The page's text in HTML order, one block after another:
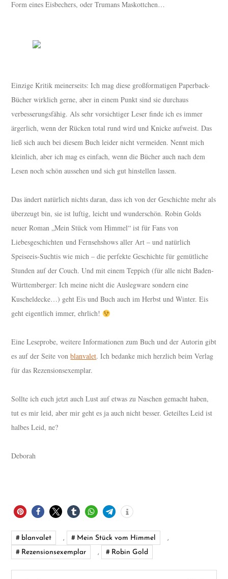
Form eines Eisbechers, oder Trumans Maskottchen…
Einzige Kritik meinerseits: Ich mag diese großformatigen Paperback-
Bücher wirklich gerne, aber in einem Punkt sind sie durchaus
verbesserungsfähig. Als sehr vorsichtiger Leser finde ich es immer
ärgerlich, wenn der Rücken total rund wird und Knicke aufweist. Das
ließ sich auch bei diesem Buch leider nicht vermeiden. Nennt mich
kleinlich, aber ich mag es einfach, wenn die Bücher auch nach dem
Lesen noch schön aussehen und sich gut hinstellen lassen.
Das ändert natürlich nichts daran, dass ich von der Geschichte mehr als
überzeugt bin, sie ist luftig, leicht und wunderschön. Robin Golds
neuer Roman „Mein Stück vom Himmel“ ist für Fans von
Liebesgeschichtenund Fernsehshows aller Art – und natürlich
Speiseeis-Suchtis wie mich – die perfekte Geschichte für gemütliche
Stunden auf der Couch. Und mit einem Teppich (für alle nicht Baden-
Württemberger: Ich meine nicht die Auslegware sondern eine
Kuscheldecke…) geht Eis und Buch auch im Herbst und Winter. Eis
geht eigentlich immer, ehrlich!
Eine Leseprobe, weitere Informationen zum Buch und der Autorin gibt
es auf der Seite vonblanvalet. Ich bedanke mich herzlich beim Verlag
für das Rezensionsexemplar.
Sollte ich euch jetzt auch Lust auf etwas zu Naschen gemacht haben,
tut es mir leid, aber mir geht es ja auch nicht besser. Geteiltes Leid ist
halbes Leid, ne?
Deborah
blanvalet , Mein Stück vom Himmel
,
Rezensionsexemplar
, Robin Gold